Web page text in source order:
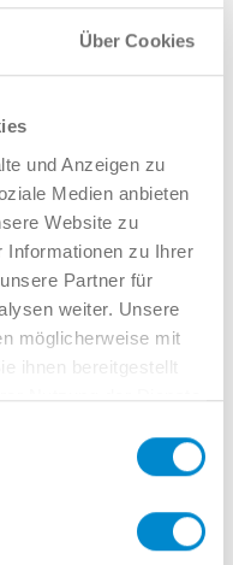
Über Cookies
und Anzeigen zu
Medien anbieten
Website zu
Informationen zu Ihrer
Partner für
weiter. Unsere
möglicherweise mit
ihnen bereitgestellt
Nutzung der Dienste
522
Mail oder